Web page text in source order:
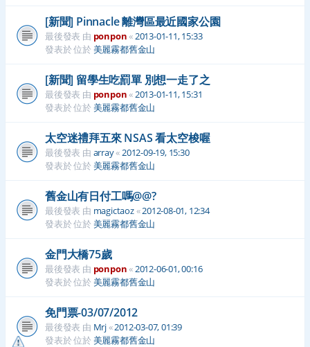
[新聞] Pinnacle 離灣區最近國家公園
最後發表 由 ponpon« 2013-01-11, 15:33
發表於 位於 美麗霧都舊金山
[新聞] 留學生吃罰單 別想一走了之
最後發表 由 ponpon« 2013-01-11, 15:31
發表於 位於 美麗霧都舊金山
太空迷禮拜五來 NSAS 看太空梭喔
最後發表 由 array« 2012-09-19, 15:30
發表於 位於 美麗霧都舊金山
舊金山有日付工嗎@@?
最後發表 由 magictaoz«2012-08-01, 12:34
發表於 位於 美麗霧都舊金山
金門大橋75歲
最後發表 由 ponpon« 2012-06-01, 00:16
發表於 位於 美麗霧都舊金山
免門票-03/07/2012
最後發表 由 Mrj«2012-03-07, 01:39
發表於 位於 美麗霧都舊金山